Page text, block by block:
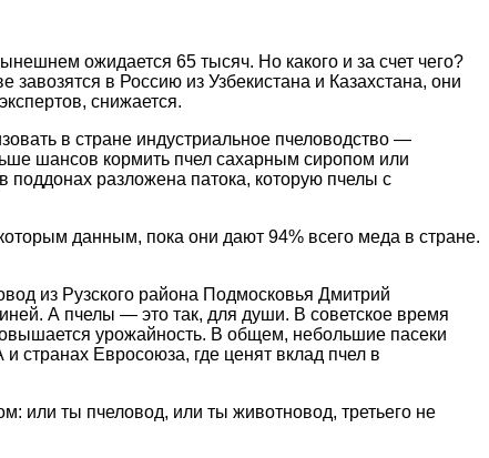
ожидается 65 тысяч. Но какого и за счет чего?
в Россию из Узбекистана и Казахстана, они
снижается.
в стране индустриальное пчеловодство —
шансов кормить пчел сахарным сиропом или
поддонах разложена патока, которую пчелы с
данным, пока они дают 94% всего меда в стране.
из Рузского района Подмосковья Дмитрий
А пчелы — это так, для души. В советское время
урожайность. В общем, небольшие пасеки
странах Евросоюза, где ценят вклад пчел в
или ты пчеловод, или ты животновод, третьего не